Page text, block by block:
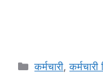
Categories
कर्मचारी,